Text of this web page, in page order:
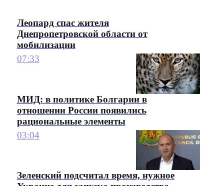
Леопард спас жителя
Днепропетровской области от
мобилизации
07:33
МИД: в политике Болгарии в
отношении России появились
рациональные элементы
03:04
Зеленский подсчитал время, нужное